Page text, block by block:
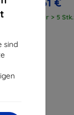
sind
Auf Lager > 5 Stk.